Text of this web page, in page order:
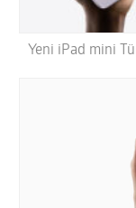
Yeni iPad mini